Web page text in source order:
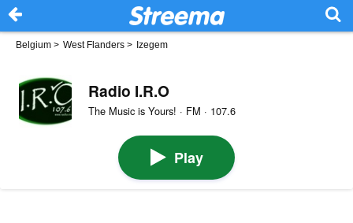
Belgium > West Flanders > Izegem
Radio I.R.O
The Music is Yours! · FM · 107.6
Play